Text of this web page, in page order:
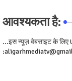
आवश्यकता है:
...इस न्यूज़ वेबसाइट के लिए